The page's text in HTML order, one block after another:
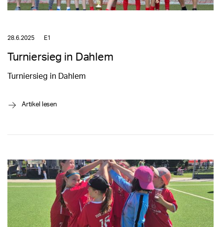
28.6.2025 E1
Turniersieg in Dahlem
Turniersieg in Dahlem
→ Artikel lesen